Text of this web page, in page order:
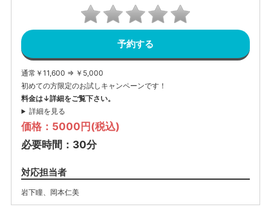
予約する
通常￥11,600 ⇒ ￥5,000
初めての方限定のお試しキャンペーンです！
料金は↓詳細をご覧下さい。
詳細を見る
価格：5000円(税込)
必要時間：30分
対応担当者
岩下瞳、 岡本仁美